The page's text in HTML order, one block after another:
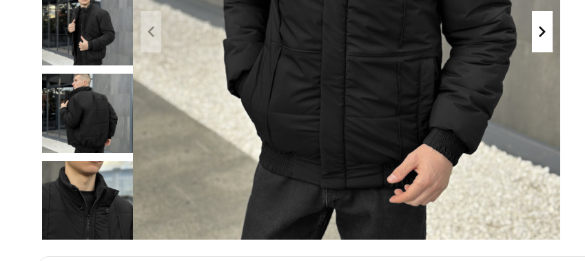
Літні комплекти
Комбінезони
Спортивні
Кежуал
Поло
Сорочки
Футболки
ХУДІ, СВІТШОТИ, СВЕТРИ
Кофти
Светри
Світшоти
Худі
Боди